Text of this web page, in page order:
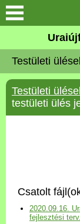
Köszöntő
Uraiújfalu
Választási
Testületi
Testületi
testületi ülés
Csatolt
2020.09.16.
fejlesztési